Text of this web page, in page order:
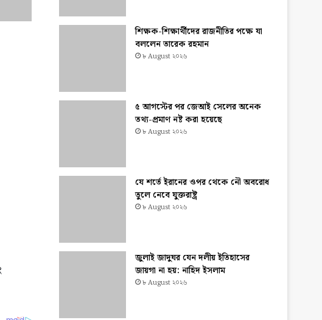
শিক্ষক-শিক্ষার্থীদের রাজনীতির পক্ষে যা
বললেন তারেক রহমান
৮ August ২০২৬
৫ আগস্টের পর জেআই সেলের অনেক
তথ্য-প্রমাণ নষ্ট করা হয়েছে
৮ August ২০২৬
যে শর্তে ইরানের ওপর থেকে নৌ অবরোধ
তুলে নেবে যুক্তরাষ্ট্র
৮ August ২০২৬
জুলাই জাদুঘর যেন দলীয় ইতিহাসের
জায়গা না হয়: নাহিদ ইসলাম
৮ August ২০২৬